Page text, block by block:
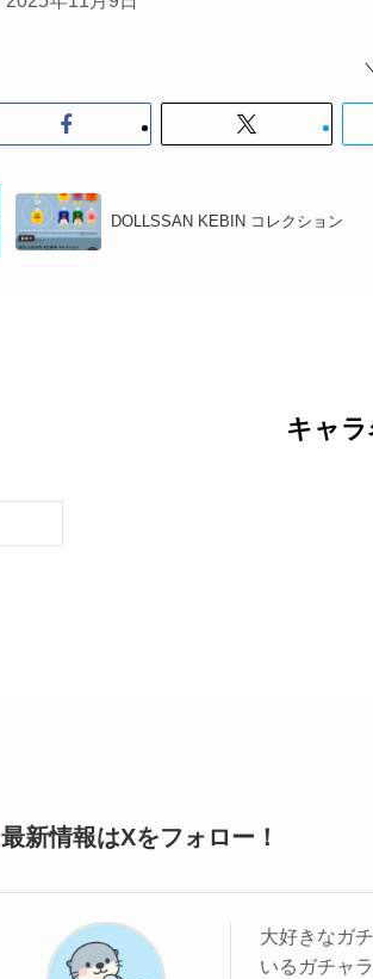
DOLLSSAN KEBIN コレクション
キャ
最新情報はXをフォロー！
大好きなガ
いるガチャ